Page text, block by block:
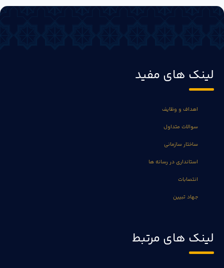
لینک های مفید
اهداف و وظایف
سوالات متداول
ساختار سازمانی
استانداری در رسانه ها
انتصابات
جهاد تبیین
لینک های مرتبط